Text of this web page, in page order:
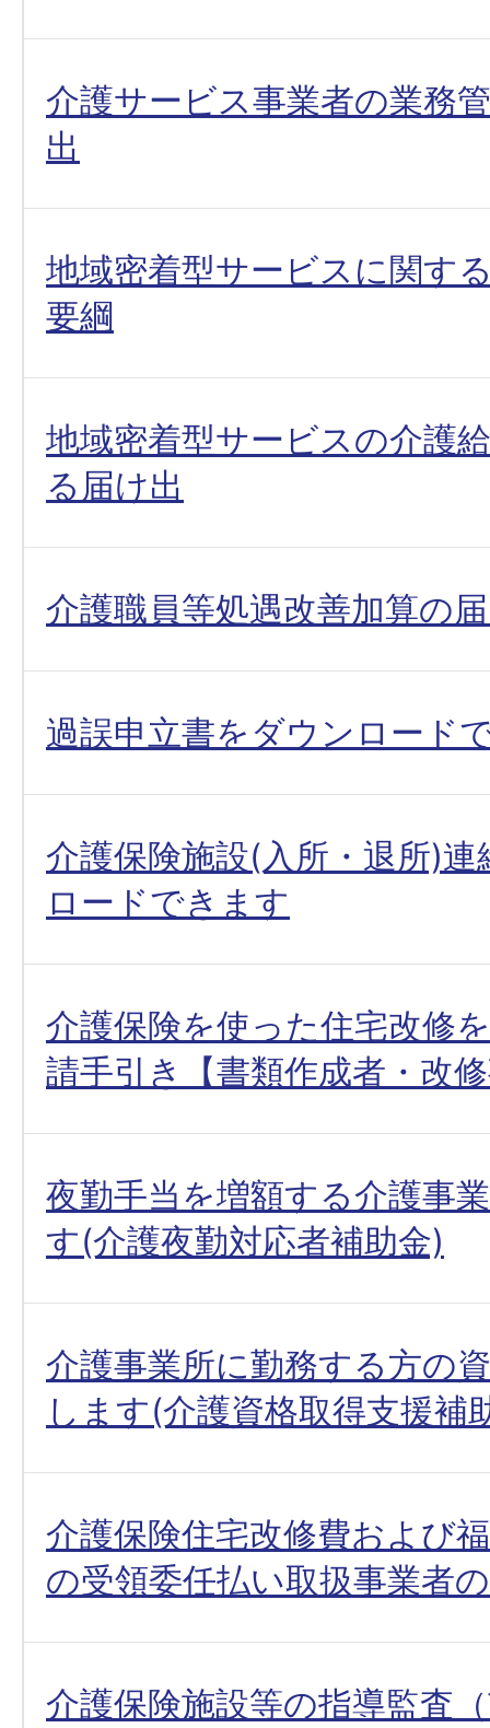
介護サービス事業者の業務
出
地域密着型サービスに関す
要綱
地域密着型サービスの介護
る届け出
介護職員等処遇改善加算の
過誤申立書をダウンロード
介護保険施設(入所・退所)
ロードできます
介護保険を使った住宅改修
請手引き【書類作成者・改
夜勤手当を増額する介護事
す(介護夜勤対応者補助金)
介護事業所に勤務する方の
します(介護資格取得支援補
介護保険住宅改修費および
の受領委任払い取扱事業者
介護保険施設等の指導監査